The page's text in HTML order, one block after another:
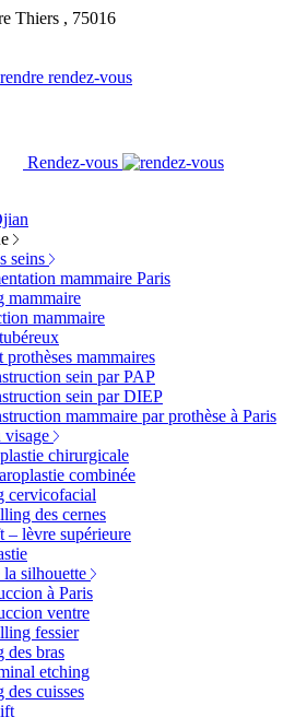
Thiers , 75016
Rendez-vous
seins
mammaire Paris
mammaire
mammaire
prothèses mammaires
sein par PAP
sein par DIEP
mammaire par prothèse à Paris
chirurgicale
combinée
cervicofacial
des cernes
lèvre supérieure
silhouette
à Paris
ventre
fessier
des bras
etching
cuisses